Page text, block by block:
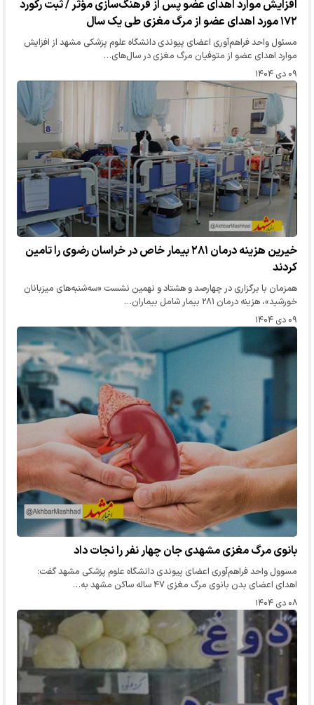
افزایش موارد اهدای عضو پس از فرهنگ‌سازی مؤثر / ثبت رکورد
۱۷۲ مورد اهدای عضو از مرگ مغزی طی یک سال
مسئول واحد فراهم‌آوری اعضای پیوندی دانشگاه علوم پزشکی مشهد از افزایش
موارد اهدای عضو از متوفیان مرگ مغزی در سال‌های…
۰۹ دی ۱۴۰۴
خیرین هزینه درمان ۲۸۱ بیمار خاص در خراسان رضوی را تامین
کردند
همزمان با برگزاری در چهارصد و هشتاد و نهمین نشست «سه‌شنبه‌های میزبانان
خورشید»، هزینه درمان ۲۸۱ بیمار شامل بیماران…
۰۹ دی ۱۴۰۴
بانوی مرگ مغزی مشهدی جان چهار نفر را نجات داد
مسوول واحد فراهم‌آوری اعضای پیوندی دانشگاه علوم پزشکی مشهد گفت:
اهدای اعضای بدن بانوی مرگ مغزی ۴۷ ساله ساکن مشهد به…
۰۸ دی ۱۴۰۴